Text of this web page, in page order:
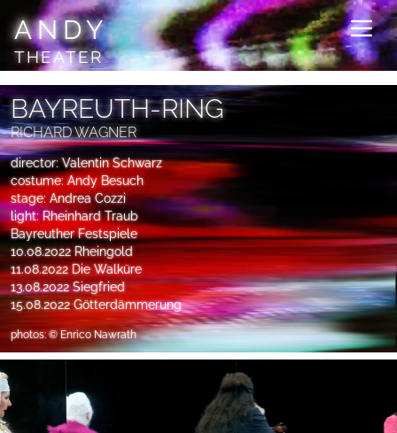
ANDY
THEATER
BAYREUTH-RING
RICHARD WAGNER
director: Valentin Schwarz
costume: Andy Besuch
stage: Andrea Cozzi
light: Rheinhard Traub
Bayreuther Festspiele
10.08.2022 Rheingold
11.08.2022 Die Walküre
13.08.2022 Siegfried
15.08.2022 Götterdämmerung
photos: © Enrico Nawrath